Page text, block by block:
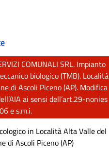
COMUNALI SRL. Impianto
biologico (TMB). Località
di Ascoli Piceno (AP). Modifica
ai sensi dell’art.29-nonies
e s.m.i.
in Località Alta Valle del
di Ascoli Piceno (AP)